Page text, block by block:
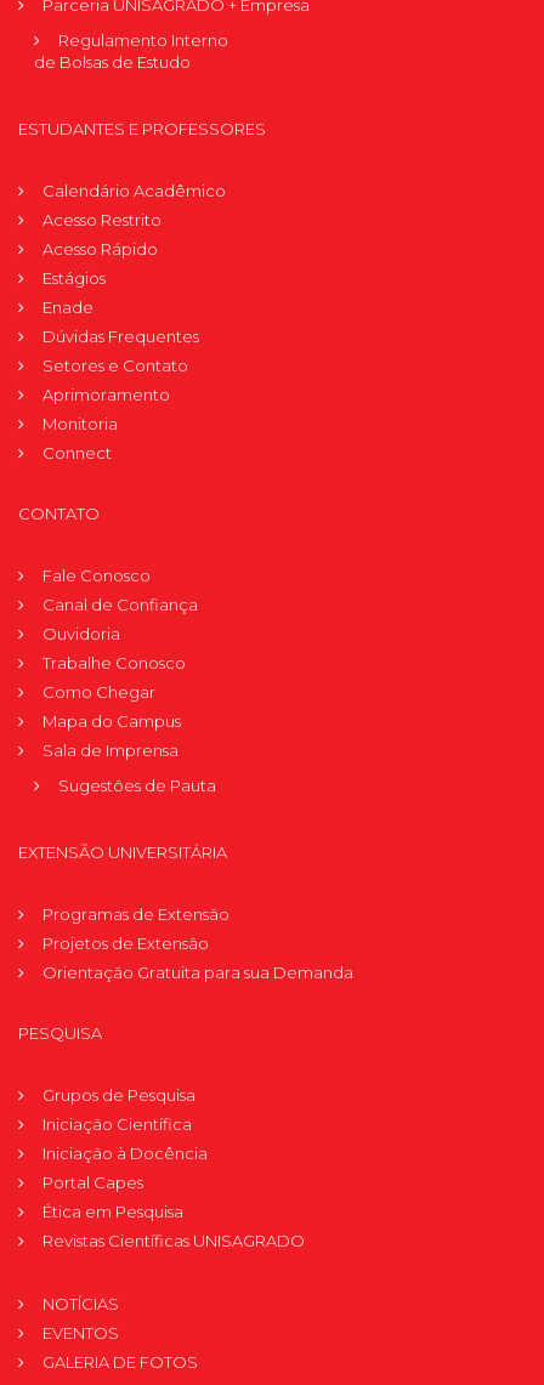
Parceria UNISAGRADO + Empresa
Regulamento Interno
de Bolsas de Estudo
ESTUDANTES E PROFESSORES
Calendário Acadêmico
Acesso Restrito
Acesso Rápido
Estágios
Enade
Dúvidas Frequentes
Setores e Contato
Aprimoramento
Monitoria
Connect
CONTATO
Fale Conosco
Canal de Confiança
Ouvidoria
Trabalhe Conosco
Como Chegar
Mapa do Campus
Sala de Imprensa
Sugestões de Pauta
EXTENSÃO UNIVERSITÁRIA
Programas de Extensão
Projetos de Extensão
Orientação Gratuita para sua Demanda
PESQUISA
Grupos de Pesquisa
Iniciação Científica
Iniciação à Docência
Portal Capes
Ética em Pesquisa
Revistas Científicas UNISAGRADO
NOTÍCIAS
EVENTOS
GALERIA DE FOTOS